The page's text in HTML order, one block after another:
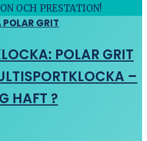
OCH PRESTATION!
POLAR GRIT
–
HAFT ?